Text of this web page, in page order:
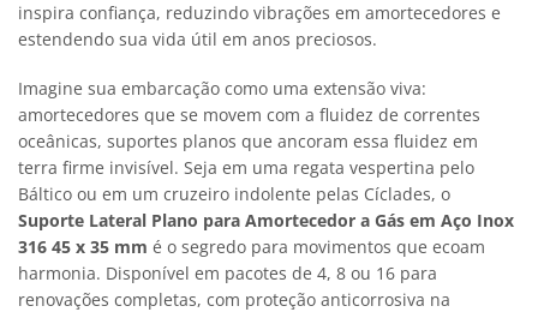
inspira confiança, reduzindo vibrações em amortecedores e
estendendo sua vida útil em anos preciosos.
Imagine sua embarcação como uma extensão viva:
amortecedores que se movem com a fluidez de correntes
oceânicas, suportes planos que ancoram essa fluidez em
terra firme invisível. Seja em uma regata vespertina pelo
Báltico ou em um cruzeiro indolente pelas Cíclades, o
Suporte Lateral Plano para Amortecedor a Gás em Aço Inox
316 45 x 35 mm é o segredo para movimentos que ecoam
harmonia. Disponível em pacotes de 4, 8 ou 16 para
renovações completas, com proteção anticorrosiva na